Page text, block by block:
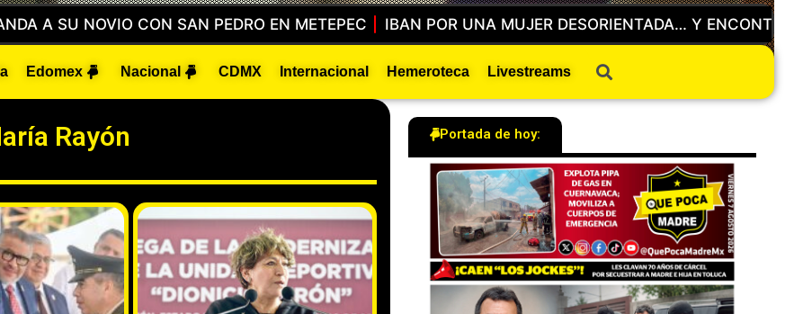
UNA MUJER DESORIENTADA… Y ENCONTRARON A UN HOMBRE BUSCADO POR HOMICIDIO EN TOLUCA
Edomex Nacional CDMX Internacional Hemeroteca Livestreams
Rayón Portada de hoy: